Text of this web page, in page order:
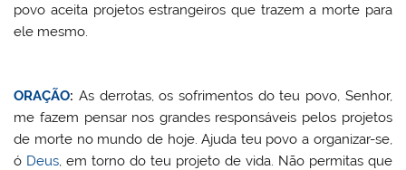
povo aceita projetos estrangeiros que trazem a morte para
ele mesmo.
ORAÇÃO: As derrotas, os sofrimentos do teu povo, Senhor,
me fazem pensar nos grandes responsáveis pelos projetos
de morte no mundo de hoje. Ajuda teu povo a organizar-se,
ó Deus , em torno do teu projeto de vida. Não permitas que